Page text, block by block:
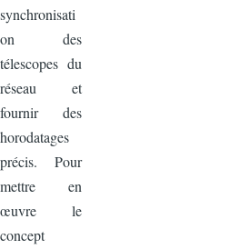
synchronisati
on des
télescopes du
réseau et
fournir des
horodatages
précis. Pour
mettre en
œuvre le
concept